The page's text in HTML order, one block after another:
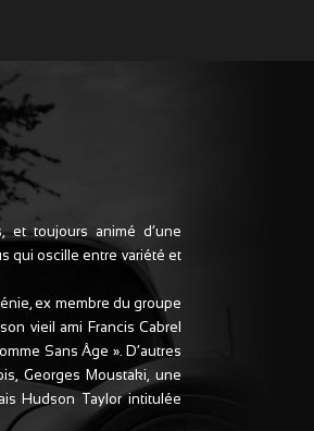
et toujours animé d’une
qui oscille entre variété et
ex membre du groupe
vieil ami Francis Cabrel
Sans Âge ». D’autres
Georges Moustaki, une
Hudson Taylor intitulée